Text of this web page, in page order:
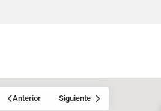
Anterior Siguiente